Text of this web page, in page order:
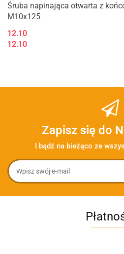
Śruba napinająca otwarta z
M10x125
12.10
12.10
Zapisz się do
I bądź na bieżąco ze